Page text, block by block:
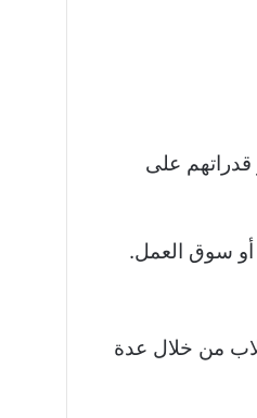
قدراتهم على
أو سوق العمل.
من خلال عدة